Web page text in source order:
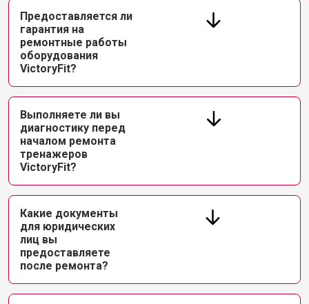
Предоставляется ли
гарантия на
ремонтные работы
оборудования
VictoryFit?
Выполняете ли вы
диагностику перед
началом ремонта
тренажеров
VictoryFit?
Какие документы
для юридических
лиц вы
предоставляете
после ремонта?